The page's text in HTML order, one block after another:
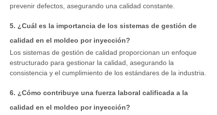
prevenir defectos, asegurando una calidad constante.
5. ¿Cuál es la importancia de los sistemas de gestión de
calidad en el moldeo por inyección?
Los sistemas de gestión de calidad proporcionan un enfoque
estructurado para gestionar la calidad, asegurando la
consistencia y el cumplimiento de los estándares de la industria.
6. ¿Cómo contribuye una fuerza laboral calificada a la
calidad en el moldeo por inyección?